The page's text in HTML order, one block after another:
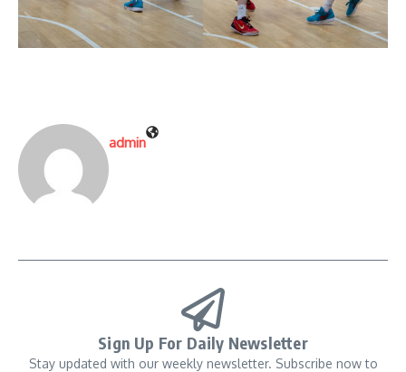
admin
Sign Up For Daily Newsletter
Stay updated with our weekly newsletter. Subscribe now to